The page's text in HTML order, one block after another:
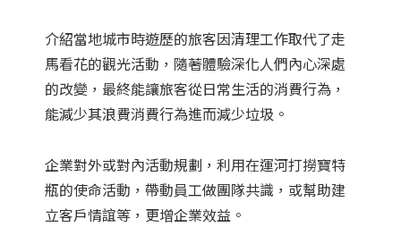
介紹當地城市時遊歷的旅客因清理工作取代了走
馬看花的觀光活動，隨著體驗深化人們內心深處
的改變，最終能讓旅客從日常生活的消費行為，
能減少其浪費消費行為進而減少垃圾。
企業對外或對內活動規劃，利用在運河打撈寶特
瓶的使命活動，帶動員工做團隊共識，或幫助建
立客戶情誼等，更增企業效益。